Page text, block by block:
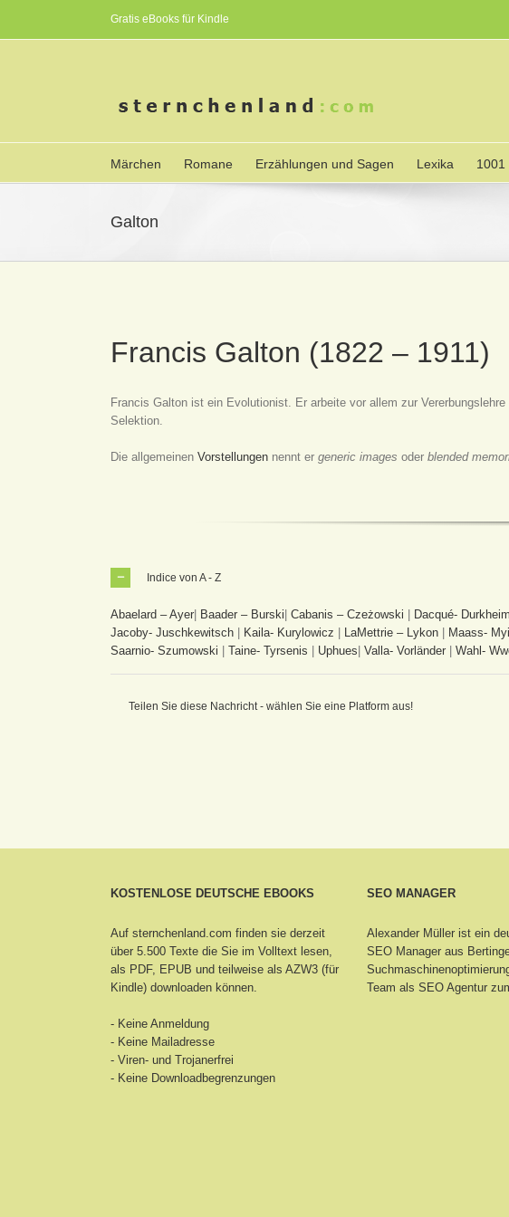
Gratis eBooks für Kindle
Märchen Romane Erzählungen und Sagen Lexika 1001
Galton
Francis Galton (1822 – 1911)
Francis Galton ist ein Evolutionist. Er arbeite vor allem zur
Selektion.
Die allgemeinen Vorstellungen nennt er generic images oder blended
Indice von A - Z
Abaelard – Ayer Baader – Burski Cabanis – Czeżowski Dacqué- Durkheim
Jacoby- Juschkewitsch
Kaila- Kurylowicz LaMettrie – Lykon Maass-
Saarnio- Szumowski
Taine- Tyrsenis Uphues Valla- Vorländer Wahl-
Teilen Sie diese Nachricht - wählen Sie eine Platform aus!
KOSTENLOSE DEUTSCHE EBOOKS
Auf sternchenland.com finden sie derzeit
über 5.500 Texte die Sie im Volltext lesen,
als PDF, EPUB und teilweise als AZW3 (für
Kindle) downloaden können.
- Keine Anmeldung
- Keine Mailadresse
- Viren- und Trojanerfrei
- Keine Downloadbegrenzungen
SEO MANAGER
Alexander Müller ist ein
SEO Manager aus
Team als SEO Agentur